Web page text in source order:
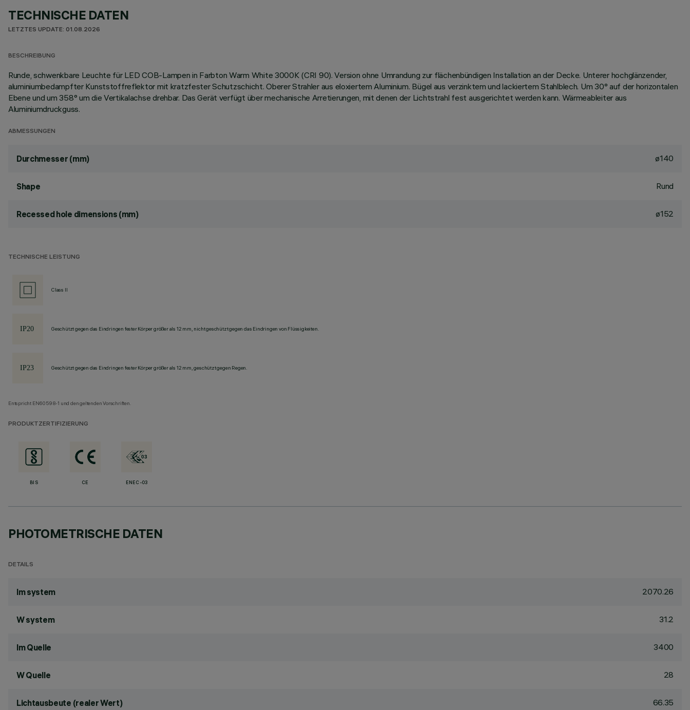
TECHNISCHE DATEN
LETZTES UPDATE: 01.08.2026
BESCHREIBUNG
Runde, schwenkbare Leuchte für LED COB-Lampen in Farbton Warm White 3000K (CRI 90). Version ohne Umrandung zur flächenbündigen Installation an der Decke. Unterer hochglänzender,
aluminiumbedampfter Kunststoffreflektor mit kratzfester Schutzschicht. Oberer Strahler aus eloxiertem Aluminium. Bügel aus verzinktem und lackiertem Stahlblech. Um 30° auf der horizontalen
Ebene und um 358° um die Vertikalachse drehbar. Das Gerät verfügt über mechanische Arretierungen, mit denen der Lichtstrahl fest ausgerichtet werden kann. Wärmeableiter aus
Aluminiumdruckguss.
ABMESSUNGEN
Durchmesser (mm) ø140
Shape Rund
Recessed hole dimensions (mm) ø152
TECHNISCHE LEISTUNG
Class II
Geschützt gegen das Eindringen fester Körper größer als 12 mm, nicht geschützt gegen das Eindringen von Flüssigkeiten.
Geschützt gegen das Eindringen fester Körper größer als 12 mm, geschützt gegen Regen.
Entspricht EN60598-1 und den geltenden Vorschriften.
PRODUKTZERTIFIZIERUNG
BIS CE ENEC-03
PHOTOMETRISCHE DATEN
DETAILS
lm system 2070.26
W system 31.2
lm Quelle 3400
W Quelle 28
Lichtausbeute (realer Wert) 66.35